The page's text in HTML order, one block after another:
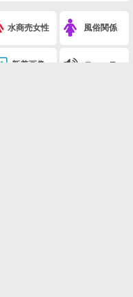
水商売女性 風俗関係
新着画像 ニュース